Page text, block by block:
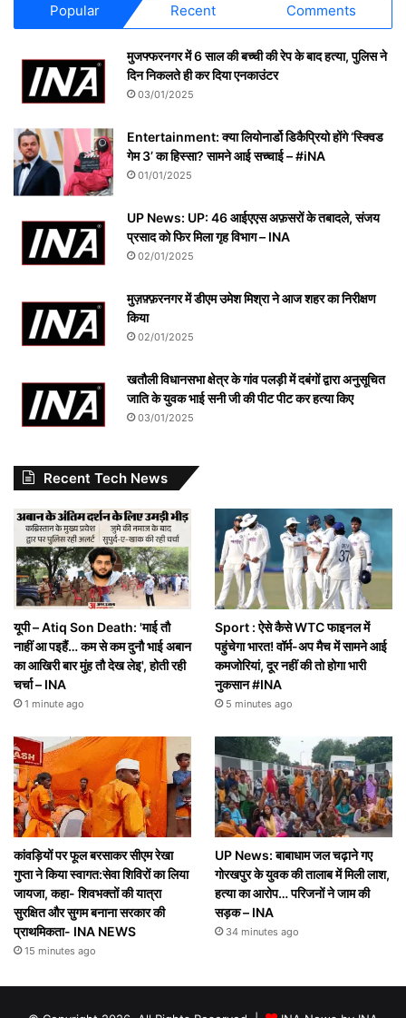
Popular Recent Comments
मुजफ्फरनगर में 6 साल की बच्ची की रेप के बाद हत्या, पुलिस ने
दिन निकलते ही कर दिया एनकाउंटर
03/01/2025
Entertainment: क्या लियोनार्डो डिकैप्रियो होंगे ‘स्क्विड
गेम 3’ का हिस्सा? सामने आई सच्चाई – #iNA
01/01/2025
UP News: UP: 46 आईएएस अफ़सरों के तबादले, संजय
प्रसाद को फिर मिला गृह विभाग – INA
02/01/2025
मुज़फ़्फ़रनगर में डीएम उमेश मिश्रा ने आज शहर का निरीक्षण
किया
02/01/2025
खतौली विधानसभा क्षेत्र के गांव पलड़ी में दबंगों द्वारा अनुसूचित
जाति के युवक भाई सनी जी की पीट पीट कर हत्या किए
03/01/2025
Recent Tech News
यूपी – Atiq Son Death: 'माई तौ
नाहीं आ पइहैं… कम से कम दुनौ भाई अबान
का आखिरी बार मुंह तौ देख लेइ', होती रही
चर्चा – INA
1 minute ago
Sport : ऐसे कैसे WTC फाइनल में
पहुंचेगा भारत! वॉर्म-अप मैच में सामने आई
कमजोरियां, दूर नहीं की तो होगा भारी
नुकसान #INA
5 minutes ago
कांवड़ियों पर फूल बरसाकर सीएम रेखा
गुप्ता ने किया स्वागत:सेवा शिविरों का लिया
जायजा, कहा- शिवभक्तों की यात्रा
सुरक्षित और सुगम बनाना सरकार की
प्राथमिकता- INA NEWS
15 minutes ago
UP News: बाबाधाम जल चढ़ाने गए
गोरखपुर के युवक की तालाब में मिली लाश,
हत्या का आरोप… परिजनों ने जाम की
सड़क – INA
34 minutes ago